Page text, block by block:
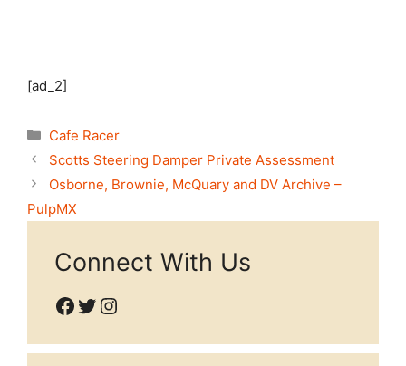
[ad_2]
Categories
Cafe Racer
Scotts Steering Damper Private Assessment
Osborne, Brownie, McQuary and DV Archive –
PulpMX
Connect With Us
Facebook
Twitter
Instagram